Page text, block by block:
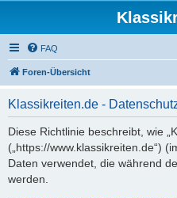
FAQ
Foren-Übersicht
Klassikreiten.de -
Diese Richtlinie beschreibt, wie
(„https://www.klassikreiten.de“)
Daten verwendet, die während
werden.